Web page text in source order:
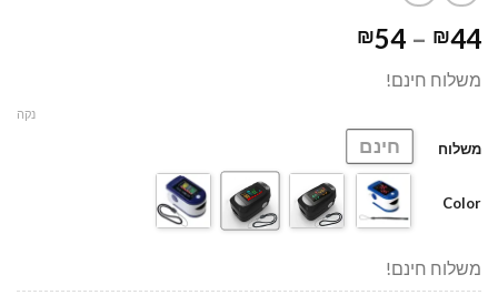
₪44
–
₪54
משלוח חינם!
משלוח חינם
Color
נקה
משלוח חינם!